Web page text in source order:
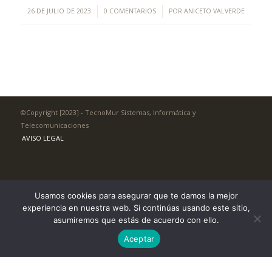
26 DE JULIO DE 2023
/ 0 COMENTARIOS
/ POR ANICETO VALVERDE
©Copyright [2023] - TecnoMur Sistemas, Informática y
Telecomunicaciones
AVISO LEGAL
Usamos cookies para asegurar que te damos la mejor
experiencia en nuestra web. Si continúas usando este sitio,
asumiremos que estás de acuerdo con ello.
Aceptar